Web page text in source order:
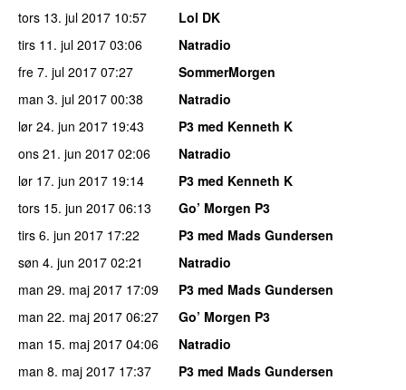
tors 13. jul 2017 10:57
Lol DK
tirs 11. jul 2017 03:06
Natradio
fre 7. jul 2017 07:27
SommerMorgen
man 3. jul 2017 00:38
Natradio
lør 24. jun 2017 19:43
P3 med Kenneth K
ons 21. jun 2017 02:06
Natradio
lør 17. jun 2017 19:14
P3 med Kenneth K
tors 15. jun 2017 06:13
Go’ Morgen P3
tirs 6. jun 2017 17:22
P3 med Mads Gundersen
søn 4. jun 2017 02:21
Natradio
man 29. maj 2017 17:09
P3 med Mads Gundersen
man 22. maj 2017 06:27
Go’ Morgen P3
man 15. maj 2017 04:06
Natradio
man 8. maj 2017 17:37
P3 med Mads Gundersen